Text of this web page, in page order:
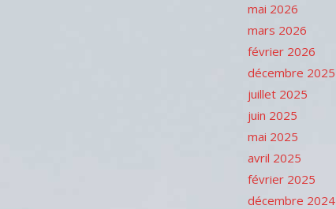
mai 2026
mars 2026
février 2026
décembre 2025
juillet 2025
juin 2025
mai 2025
avril 2025
février 2025
décembre 2024